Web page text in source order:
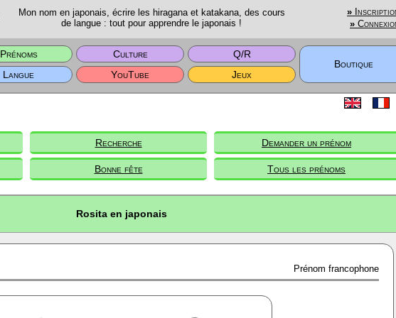
Mon nom en japonais, écrire les hiragana et katakana, des cours
de langue : tout pour apprendre le japonais !
»
»
Prénoms Culture
Q/R
Boutique
Langue YouTube Jeux
Recherche Demander un prénom
Bonne fête Tous les prénoms
Rosita en japonais
Prénom francophone